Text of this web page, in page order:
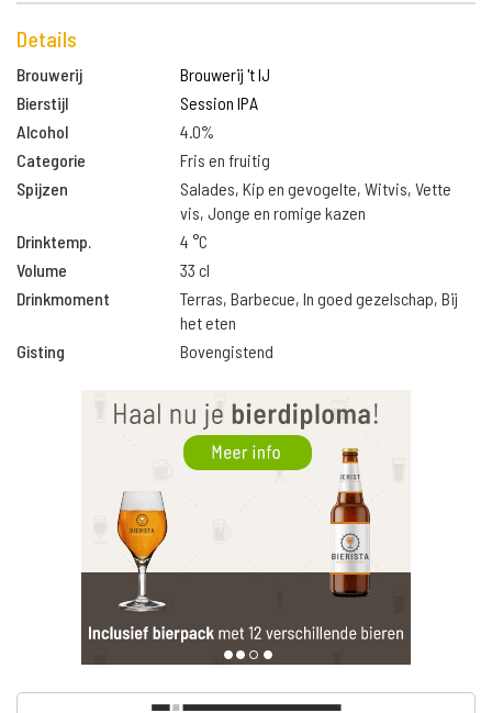
Details
Brouwerij
Brouwerij 't IJ
Bierstijl
Session IPA
Alcohol
4.0%
Categorie
Fris en fruitig
Spijzen
Salades, Kip en gevogelte, Witvis, Vette
vis, Jonge en romige kazen
Drinktemp.
4 °C
Volume
33 cl
Drinkmoment
Terras, Barbecue, In goed gezelschap, Bij
het eten
Gisting
Bovengistend